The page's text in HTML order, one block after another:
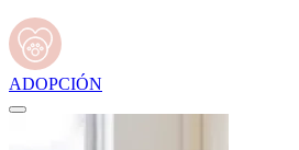
ADOPCIÓN